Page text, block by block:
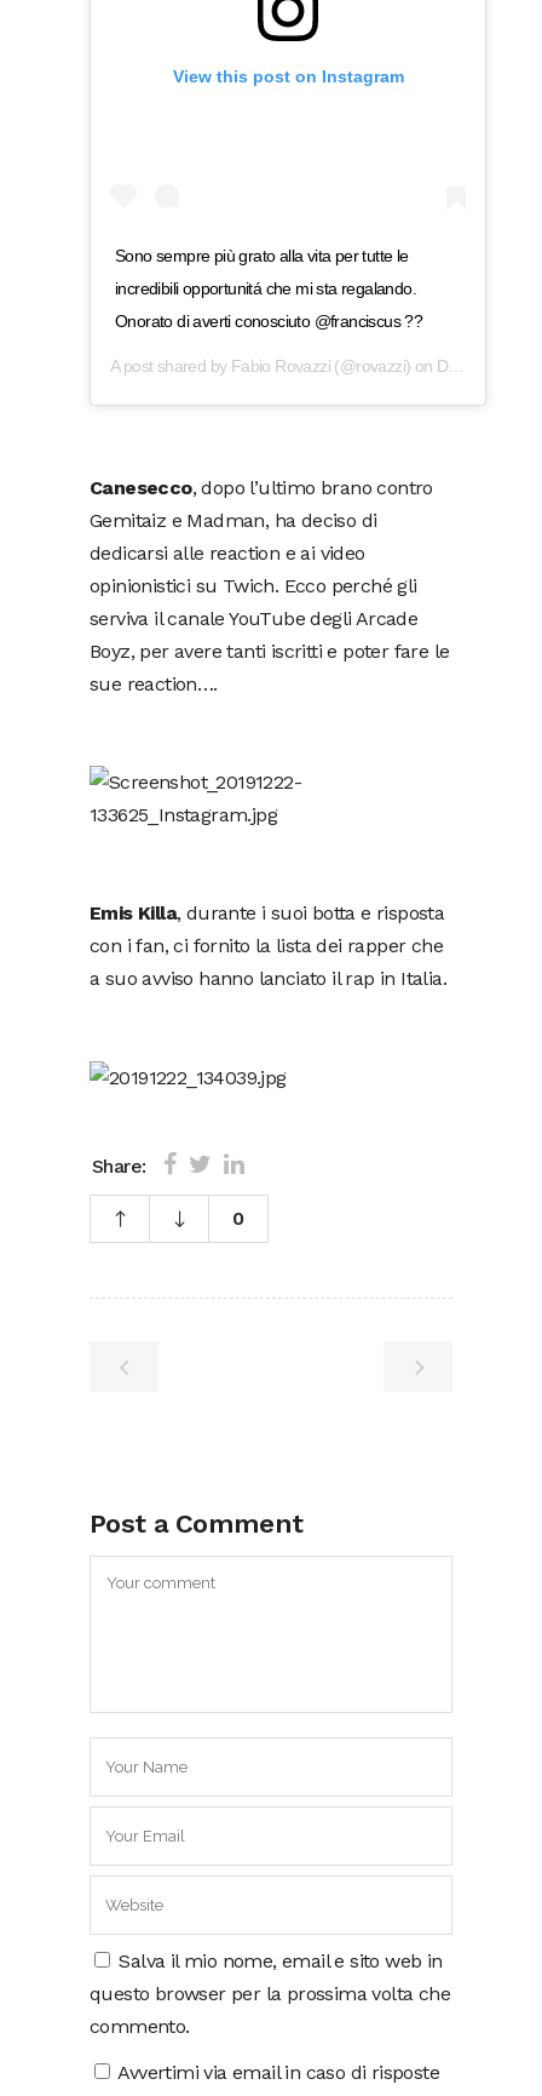
View this post on Instagram
Sono sempre più grato alla vita per tutte le
incredibili opportunitá che mi sta regalando.
Onorato di averti conosciuto @franciscus ??
A post shared by Fabio Rovazzi (@rovazzi) on Dec 20, 2019 at 10:00am PST
Canesecco, dopo l’ultimo brano contro
Gemitaiz e Madman, ha deciso di
dedicarsi alle reaction e ai video
opinionistici su Twich. Ecco perché gli
serviva il canale YouTube degli Arcade
Boyz, per avere tanti iscritti e poter fare le
sue reaction….
Emis Killa, durante i suoi botta e risposta
con i fan, ci fornito la lista dei rapper che
a suo avviso hanno lanciato il rap in Italia.
Share:
0
Post a Comment
Salva il mio nome, email e sito web in
questo browser per la prossima volta che
commento.
Avvertimi via email in caso di risposte